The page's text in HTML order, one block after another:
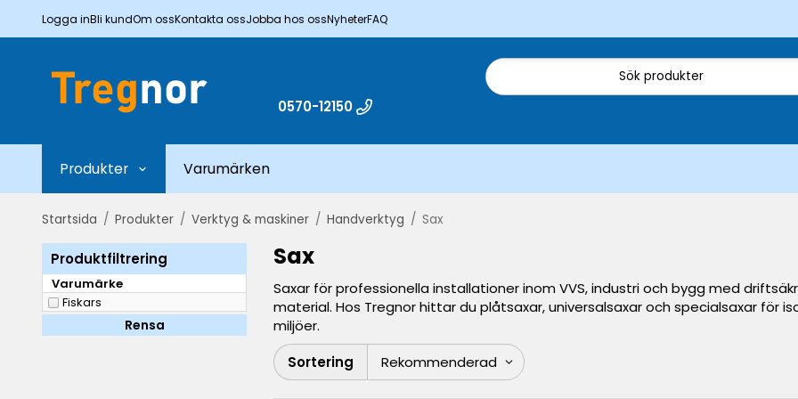
Logga inBli kundOm ossKontakta ossJobba hos ossNyheterFAQ
0570-12150
Produkter Varumärken
Startsida / Produkter / Verktyg & maskiner / Handverktyg / Sax
Produktfiltrering
Varumärke
Fiskars
Rensa
Sax
Saxar för professionella installationer inom VVS, industri och bygg med
material. Hos Tregnor hittar du plåtsaxar, universalsaxar och specialsaxar för
miljöer.
Sortering